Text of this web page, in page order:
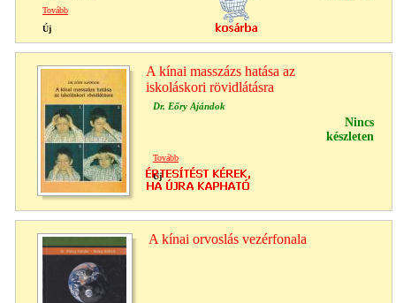
Tovább
Új
A kínai masszázs hatása az
iskoláskori rövidlátásra
Dr. Eőry Ajándok
Nincs
készleten
Tovább
Új
A kínai orvoslás vezérfonala